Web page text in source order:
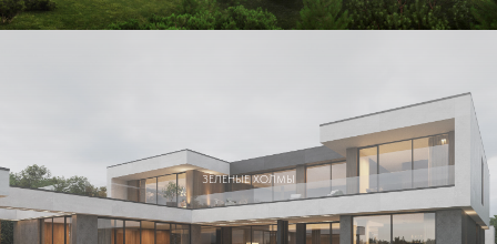
ЗЕЛЕНЫЕ ХОЛМЫ